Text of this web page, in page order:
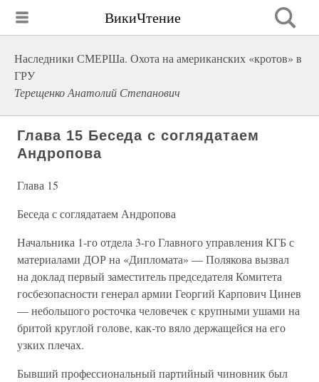
ВикиЧтение
Наследники СМЕРШа. Охота на американских «кротов» в
ГРУ
Терещенко Анатолий Степанович
Глава 15 Беседа с соглядатаем
Андропова
Глава 15
Беседа с соглядатаем Андропова
Начальника 1-го отдела 3-го Главного управления КГБ с
материалами ДОР на «Дипломата» — Полякова вызвал
на доклад первый заместитель председателя Комитета
госбезопасности генерал армии Георгий Карпович Цинев
— небольшого росточка человечек с крупными ушами на
бритой круглой голове, как-то вяло держащейся на его
узких плечах.
Бывший профессиональный партийный чиновник был